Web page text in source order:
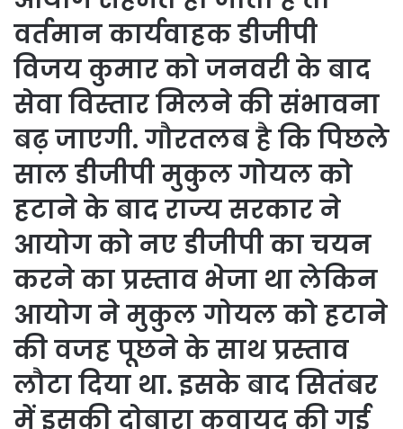
वर्तमान कार्यवाहक डीजीपी
विजय कुमार को जनवरी के बाद
सेवा विस्तार मिलने की संभावना
बढ़ जाएगी. गौरतलब है कि पिछले
साल डीजीपी मुकुल गोयल को
हटाने के बाद राज्य सरकार ने
आयोग को नए डीजीपी का चयन
करने का प्रस्ताव भेजा था लेकिन
आयोग ने मुकुल गोयल को हटाने
की वजह पूछने के साथ प्रस्ताव
लौटा दिया था. इसके बाद सितंबर
में इसकी दोबारा कवायद की गई